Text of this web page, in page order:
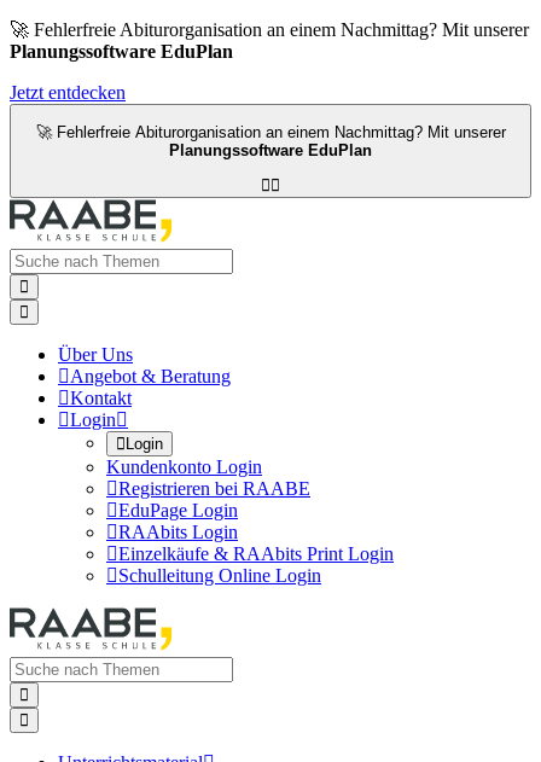
🚀 Fehlerfreie Abiturorganisation an einem Nachmittag? Mit unserer
Planungssoftware EduPlan
Jetzt entdecken
🚀 Fehlerfreie Abiturorganisation an einem Nachmittag? Mit unserer
Planungssoftware EduPlan



Über Uns
Angebot & Beratung
Kontakt
Login
Login
Kundenkonto Login
Registrieren bei RAABE
EduPage Login
RAAbits Login
Einzelkäufe & RAAbits Print Login
Schulleitung Online Login

